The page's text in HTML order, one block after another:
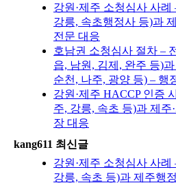
강원·제주 소청심사 사
강릉, 속초행정사 등)과
전문 대응
호남권 소청심사 절차 –
읍, 남원, 김제, 완주 등)
순천, 나주, 광양 등) – 행
강원·제주 HACCP 인증
주, 강릉, 속초 등)과 제주
장 대응
kang611 최신글
강원·제주 소청심사 사
강릉, 속초 등)과 제주행